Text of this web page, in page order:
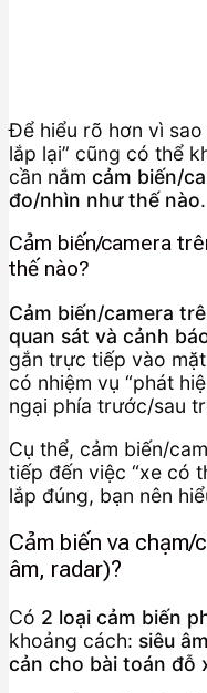
Để hiểu rõ hơn vì
lắp lại” cũng có thể
cần nắm cảm biến/
đo/nhìn như thế nào.
Cảm biến/camera
thế nào?
Cảm biến/camera
quan sát và cảnh
gắn trực tiếp vào
có nhiệm vụ “phát
ngại phía trước/sau
Cụ thể, cảm biến/
tiếp đến việc “xe có
lắp đúng, bạn nên
Cảm biến va
âm, radar)?
Có 2 loại cảm biến
khoảng cách: siêu âm
cản cho bài toán đỗ